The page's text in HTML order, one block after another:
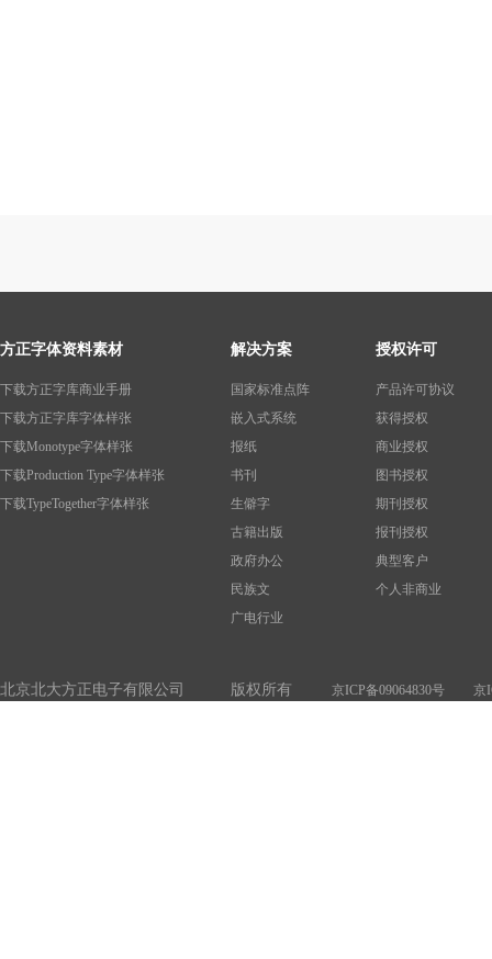
方正字体资料素材
下载方正字库商业手册
下载方正字库字体样张
下载Monotype字体样张
下载Production Type字体样张
下载TypeTogether字体样张
解决方案
国家标准点阵
嵌入式系统
报纸
书刊
生僻字
古籍出版
政府办公
民族文
广电行业
授权许可
产品许可协议
获得授权
商业授权
图书授权
期刊授权
报刊授权
典型客户
个人非商业
北京北大方正电子有限公司 版权所有 京ICP备09064830号 京